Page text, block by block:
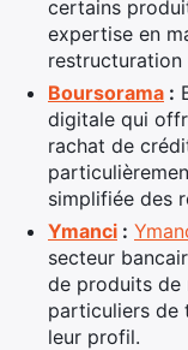
certains
expertise en
restructuration
Boursorama :
digitale qui
rachat de
simplifiée des
Ymanci :
secteur
de produits de
particuliers de
leur profil.